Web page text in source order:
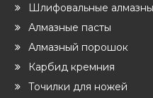
Шлифовальные
Алмазные пасты
Алмазный порошок
Карбид кремния
Точилки для ножей